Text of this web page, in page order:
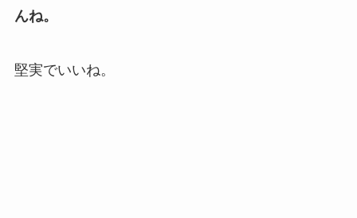
んね。
堅実でいいね。